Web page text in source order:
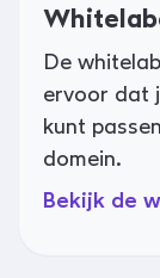
De
ervoor dat
kunt
domein.
Bekijk de